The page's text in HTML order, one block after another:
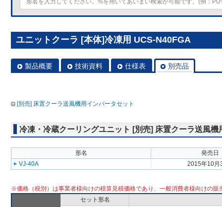
ユニットクーラ [本体]冷凍用 UCS-N40FGA
製品概要 技術資料 仕様表 別売品
[別売] 床置クーラ送風機用インバータセット
冷凍・冷蔵クーリングユニット [別売] 床置クーラ送風機
形名
発売日
VJ-40A
2015年10月
※価格（税別）は事業者様向けの積算見積価格であり、一般消費者様向けの販
セット形名